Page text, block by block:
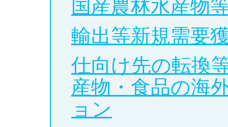
国産農林水産物
輸出等新規需要
仕向け先の転換
産物・食品の海
ョン